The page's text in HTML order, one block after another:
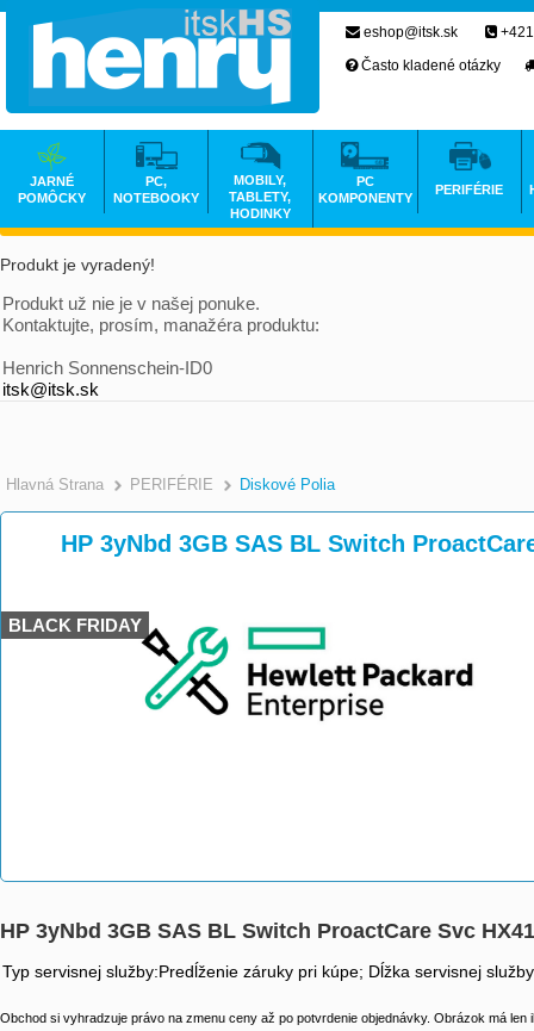
Produkt je vyradený!
Produkt už nie je v našej ponuke.
Kontaktujte, prosím, manažéra produktu:
Henrich Sonnenschein-ID0
itsk@itsk.sk
Hlavná Strana >
PERIFÉRIE >
Diskové Polia
HP 3yNbd 3GB SAS BL Switch
BLACK FRIDAY
HP 3yNbd 3GB SAS BL Switch ProactCare Svc
Typ servisnej služby:Predĺženie záruky pri kúpe; Dĺžka servisnej
Obchod si vyhradzuje právo na zmenu ceny až po potvrdenie objednávky. Obrázok má len
eshop@itsk.sk
Často kladené otázky
JARNÉ
POMÔCKY
PC,
NOTEBOOKY
MOBILY,
TABLETY,
HODINKY
PC
KOMPONENTY
PERIFÉRIE